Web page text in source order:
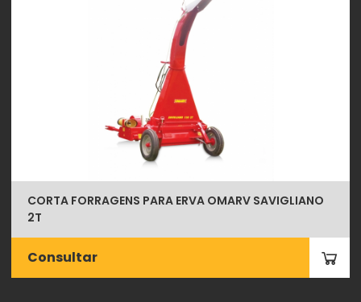
CORTA FORRAGENS PARA ERVA OMARV SAVIGLIANO
2T
Consultar